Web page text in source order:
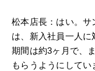
松本店長：はい。
は、新入社員一人
期間は約3ヶ月で、
もらうようにしてい